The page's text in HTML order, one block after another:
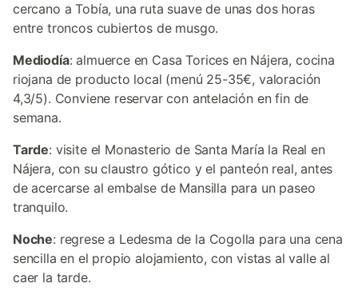
cercano a Tobía, una ruta suave de unas dos horas
entre troncos cubiertos de musgo.
Mediodía: almuerce en Casa Torices en Nájera, cocina
riojana de producto local (menú 25-35€, valoración
4,3/5). Conviene reservar con antelación en fin de
semana.
Tarde: visite el Monasterio de Santa María la Real en
Nájera, con su claustro gótico y el panteón real, antes
de acercarse al embalse de Mansilla para un paseo
tranquilo.
Noche: regrese a Ledesma de la Cogolla para una cena
sencilla en el propio alojamiento, con vistas al valle al
caer la tarde.